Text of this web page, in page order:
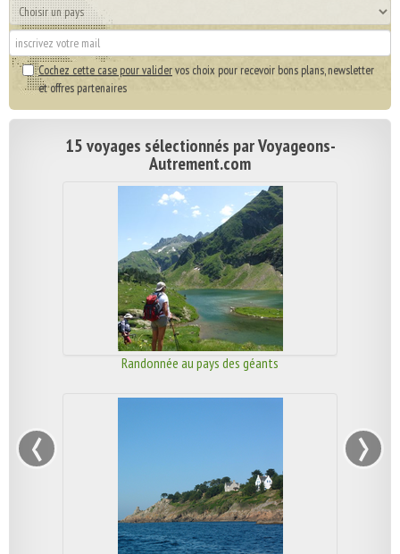
Cochez cette case pour validervos choix pour recevoir bons plans, newsletter
et offres partenaires
15 voyages sélectionnés par Voyageons-
Autrement.com
Randonnée au pays des géants
‹ ›